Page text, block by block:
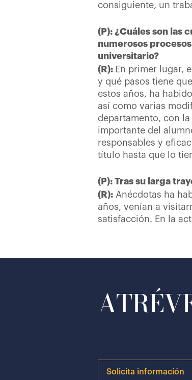
consiguiente, un
(P): ¿Cuáles son las
numerosos
universitario?
(R): En primer lugar,
y qué pasos tiene
estos años, ha
así como varias
departamento, con
importante del
responsables y
título hasta que lo
(P): Tras su larga
(R): Anécdotas ha
años, venían a
satisfacción. En la
Solicita información